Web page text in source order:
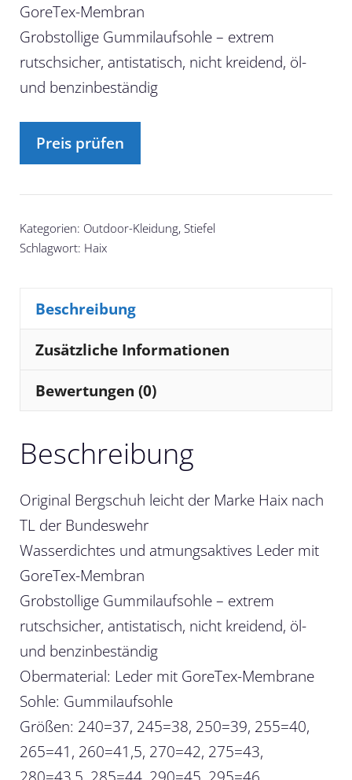
GoreTex-Membran
Grobstollige Gummilaufsohle – extrem
rutschsicher, antistatisch, nicht kreidend, öl-
und benzinbeständig
Preis prüfen
Kategorien: Outdoor-Kleidung, Stiefel
Schlagwort: Haix
Beschreibung
Zusätzliche Informationen
Bewertungen (0)
Beschreibung
Original Bergschuh leicht der Marke Haix nach
TL der Bundeswehr
Wasserdichtes und atmungsaktives Leder mit
GoreTex-Membran
Grobstollige Gummilaufsohle – extrem
rutschsicher, antistatisch, nicht kreidend, öl-
und benzinbeständig
Obermaterial: Leder mit GoreTex-Membrane
Sohle: Gummilaufsohle
Größen: 240=37, 245=38, 250=39, 255=40,
265=41, 260=41,5, 270=42, 275=43,